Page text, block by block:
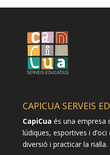
CAPICUA SERVEIS
CapiCua és una empresa
lúdiques, esportives i
diversió i practicar la rialla.